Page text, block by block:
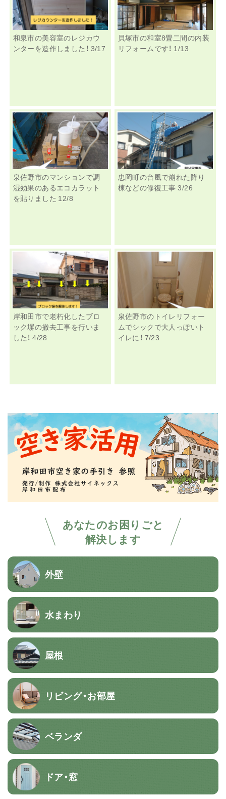
あなたのお困りごと
解決します
外壁
水まわり
屋根
リビング・お部屋
ベランダ
ドア・窓
和泉市の美容室のレジカウ
ンターを造作しました！ 3/17
貝塚市の和室8畳二間の内装
リフォームです！ 1/13
泉佐野市のマンションで調
湿効果のあるエコカラット
を貼りました 12/8
忠岡町の台風で崩れた降り
棟などの修復工事 3/26
岸和田市で老朽化したブロ
ック塀の撤去工事を行いま
した！ 4/28
泉佐野市のトイレリフォー
ムでシックで大人っぽいト
イレに！ 7/23